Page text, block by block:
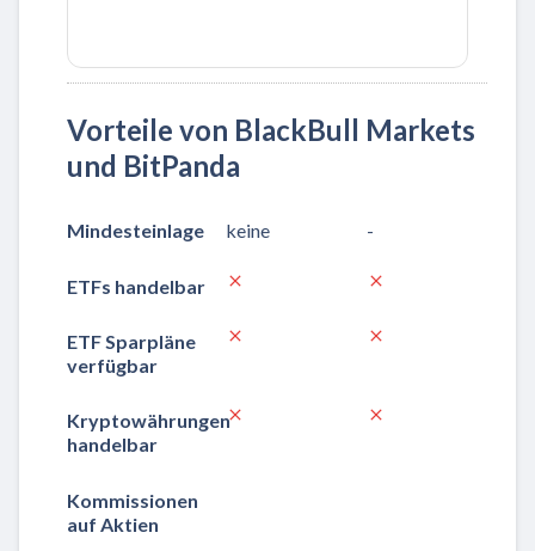
Vorteile von BlackBull Markets
und BitPanda
Mindesteinlage keine -
ETFs handelbar
ETF Sparpläne
verfügbar
Kryptowährungen
handelbar
Kommissionen
auf Aktien